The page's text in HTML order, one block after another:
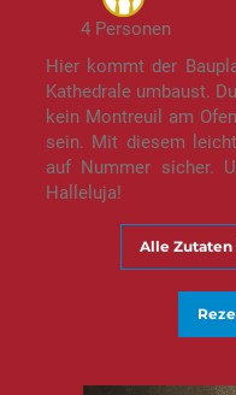
4 Personen
Hier kommt der
Kathedrale umbaust.
kein Montreuil am
sein. Mit diesem
auf Nummer sicher.
Halleluja!
Alle